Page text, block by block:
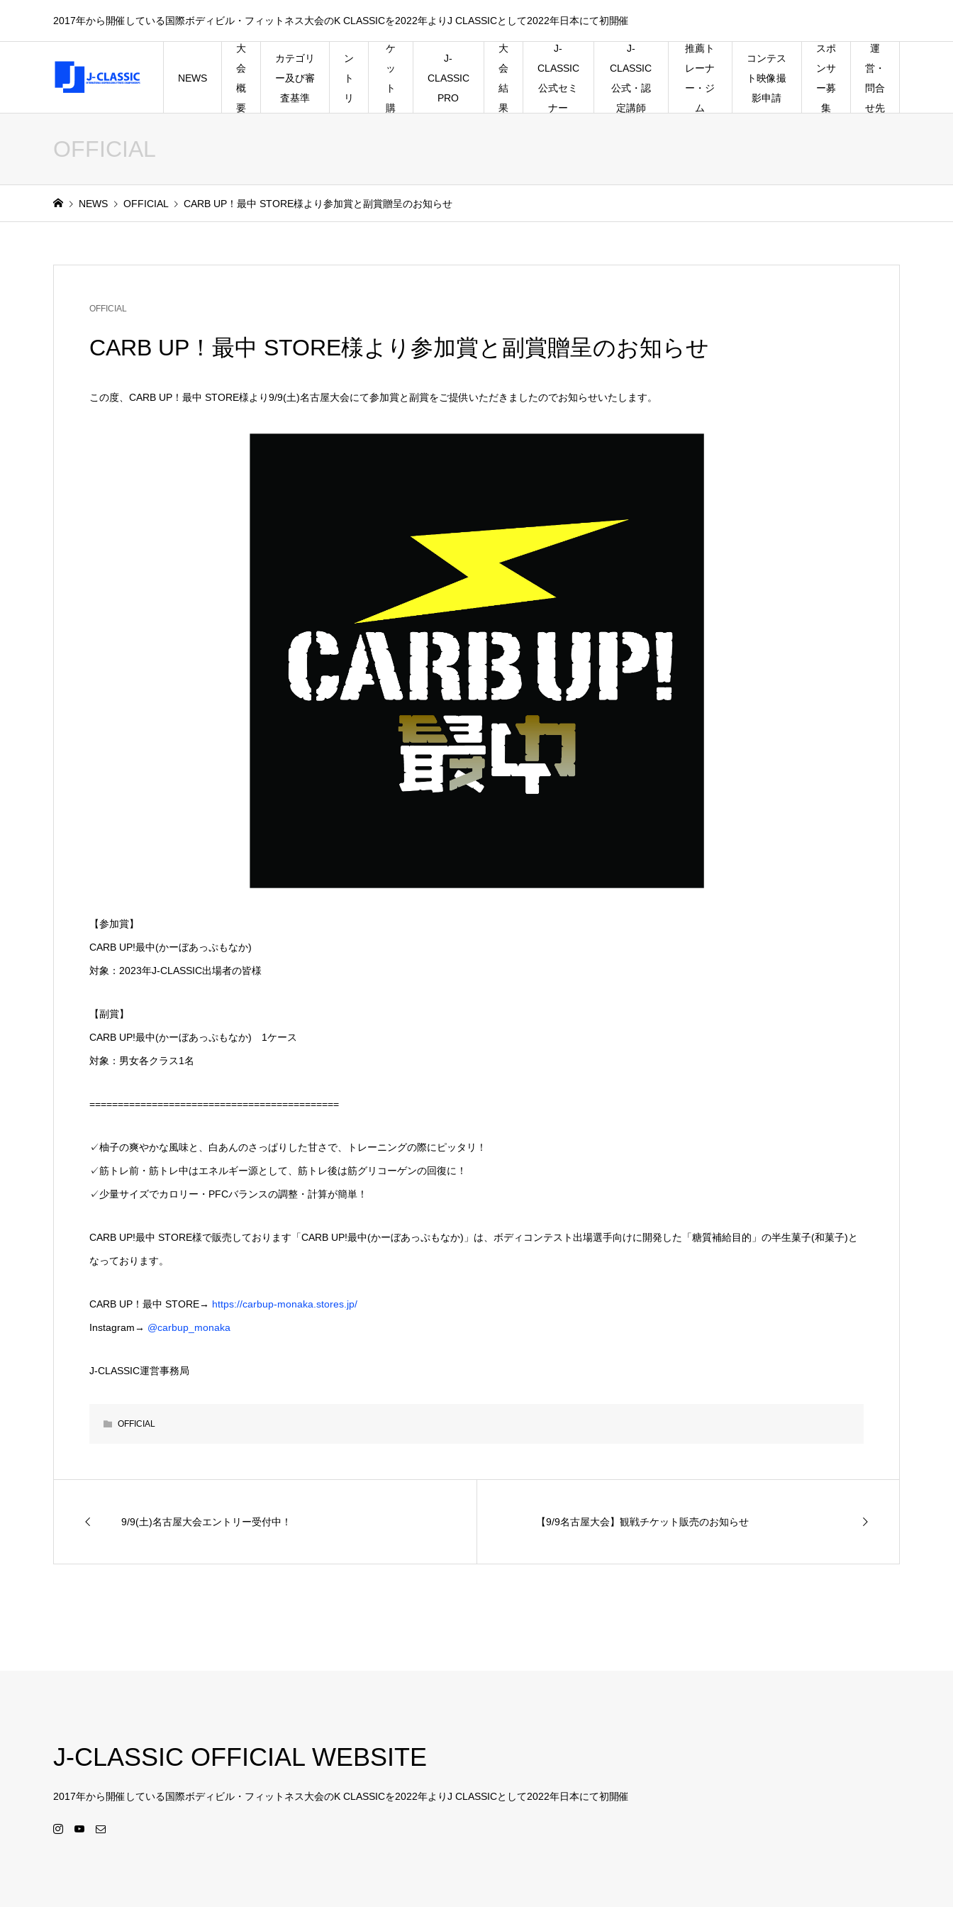
2017年から開催している国際ボディビル・フィットネス大会のK CLASSICを2022年よりJ CLASSICとして2022年日本にて初開催
NEWS
大
会
概
要
カテゴリ
ー及び審
査基準
ン
ト
リ
チ
ケ
ッ
ト
購
J-
CLASSIC
PRO
大
会
結
果
J-
CLASSIC
公式セミ
ナー
J-
CLASSIC
公式・認
定講師
推薦ト
レーナ
ー・ジ
ム
コンテス
ト映像撮
影申請
スポ
ンサ
ー募
集
運
営・
問合
せ先
OFFICIAL
NEWS OFFICIAL CARB UP！最中 STORE様より参加賞と副賞贈呈のお知らせ
OFFICIAL
CARB UP！最中 STORE様より参加賞と副賞贈呈のお知らせ
この度、CARB UP！最中 STORE様より9/9(土)名古屋大会にて参加賞と副賞をご提供いただきましたのでお知らせいたします。
【参加賞】
CARB UP!最中(かーぼあっぷもなか)
対象：2023年J-CLASSIC出場者の皆様
【副賞】
CARB UP!最中(かーぼあっぷもなか) 1ケース
対象：男女各クラス1名
============================================
✓柚子の爽やかな風味と、白あんのさっぱりした甘さで、トレーニングの際にピッタリ！
✓筋トレ前・筋トレ中はエネルギー源として、筋トレ後は筋グリコーゲンの回復に！
✓少量サイズでカロリー・PFCバランスの調整・計算が簡単！
CARB UP!最中 STORE様で販売しております「CARB UP!最中(かーぼあっぷもなか)」は、ボディコンテスト出場選手向けに開発した「糖質補給目的」の半生菓子(和菓子)と
なっております。
CARB UP！最中 STORE→ https://carbup-monaka.stores.jp/
Instagram→ @carbup_monaka
J‐CLASSIC運営事務局
OFFICIAL
9/9(土)名古屋大会エントリー受付中！ 【9/9名古屋大会】観戦チケット販売のお知らせ
J-CLASSIC OFFICIAL WEBSITE
2017年から開催している国際ボディビル・フィットネス大会のK CLASSICを2022年よりJ CLASSICとして2022年日本にて初開催